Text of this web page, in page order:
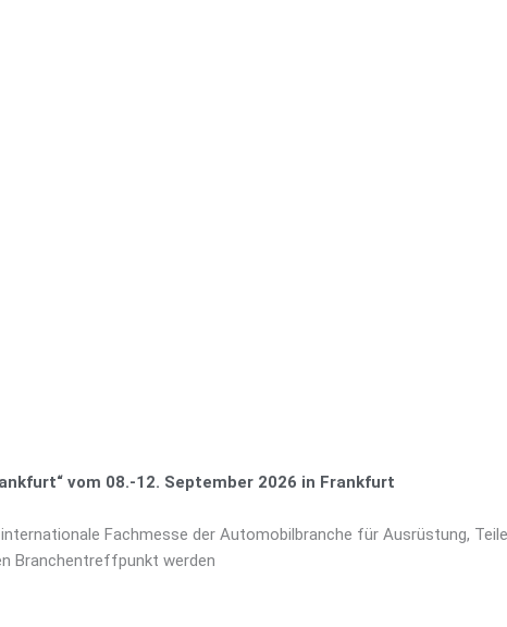
vom 08.-12. September 2026 in Frankfurt
Fachmesse der Automobilbranche für Ausrüstung,
Branchentreffpunkt werden